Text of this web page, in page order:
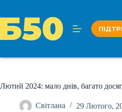
вмісту
Лютий 2024: мало днів, багато
Світлана
29 Лютого,